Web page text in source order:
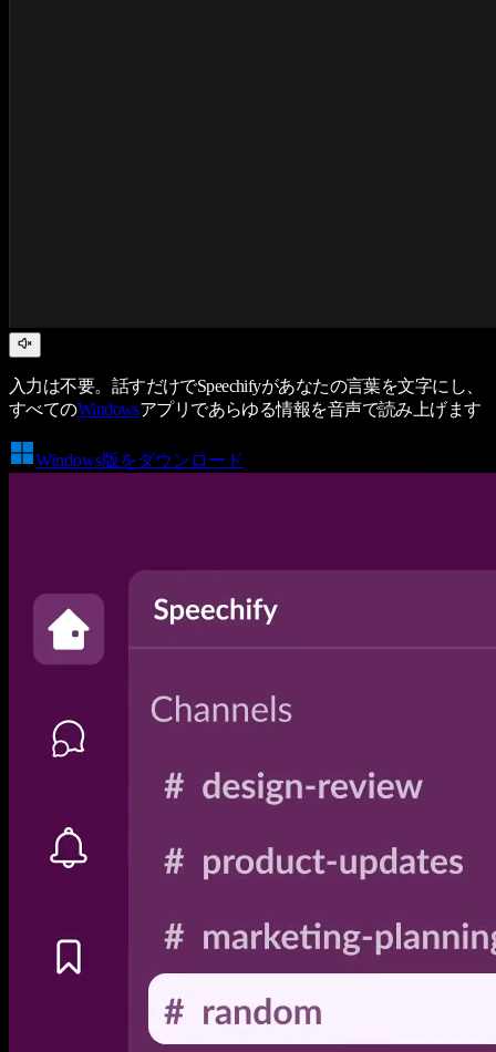
入力は不要。話すだけでSpeechifyがあなたの言葉を文字にし、
すべてのWindowsアプリであらゆる情報を音声で読み上げます
Windows版をダウンロード